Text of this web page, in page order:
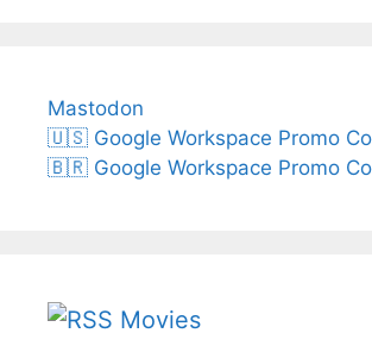
Mastodon
🇺🇸 Google Workspace Promo
🇧🇷 Google Workspace Promo
Movies